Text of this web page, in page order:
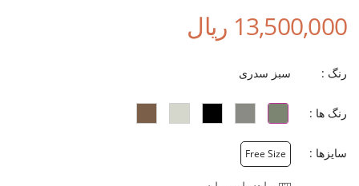
13,500,000 ریال
رنگ : سبز سدری
رنگ ها :
سایزها : Free Size